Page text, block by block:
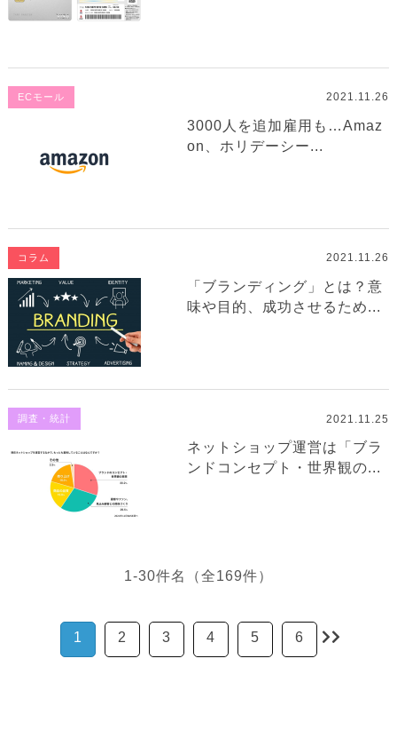
ECモール 2021.11.26
3000人を追加雇用も…Amaz
on、ホリデーシー...
コラム 2021.11.26
「ブランディング」とは？意
味や目的、成功させるため...
調査・統計 2021.11.25
ネットショップ運営は「ブラ
ンドコンセプト・世界観の...
1-30件名（全169件）
1 2 3 4 5 6